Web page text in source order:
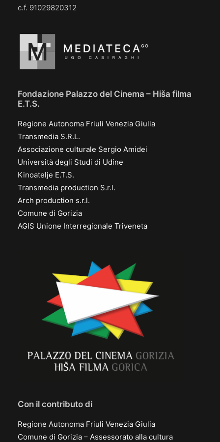
c.f. 91029820312
Fondazione Palazzo del Cinema – Hiša filma
E.T.S.
Regione Autonoma Friuli Venezia Giulia
Transmedia S.R.L.
Associazione culturale Sergio Amidei
Università degli Studi di Udine
Kinoatelje E.T.S.
Transmedia production S.r.l.
Arch production s.r.l.
Comune di Gorizia
AGIS Unione Interregionale Triveneta
Con il contributo di
Regione Autonoma Friuli Venezia Giulia
Comune di Gorizia – Assessorato alla cultura